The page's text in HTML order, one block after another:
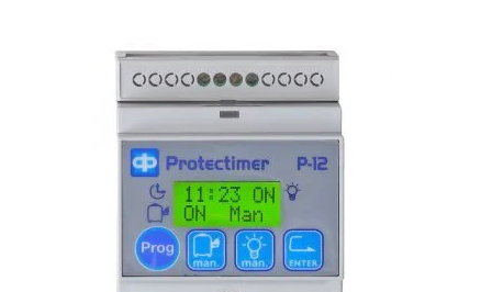
era:
575,00 €.
es:
539,00 €.